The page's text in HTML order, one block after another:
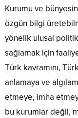
Kurumu ve
özgün bilgi
yönelik ulusal
sağlamak için
Türk kavramını,
anlamaya ve
etmeye, imha
bu kurumlar değil,